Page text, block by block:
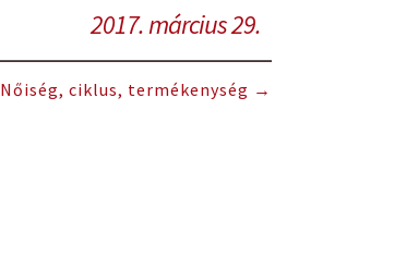
2017. március 29.
Nőiség, ciklus, termékenység →